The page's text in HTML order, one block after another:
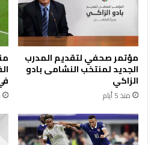
ق
ا
ل
ط
ا
ق
ة
ج
ت
م
ا
ع
ا
ل
ه
ي
مؤتمر صحفي لتقديم المدرب
الجديد لمنتخب النشامى بادو
الزاكي
منذ 5 أيام